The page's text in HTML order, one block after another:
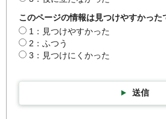
このページの情報は見つけやすかった
1：見つけやすかった
2：ふつう
3：見つけにくかった
送信